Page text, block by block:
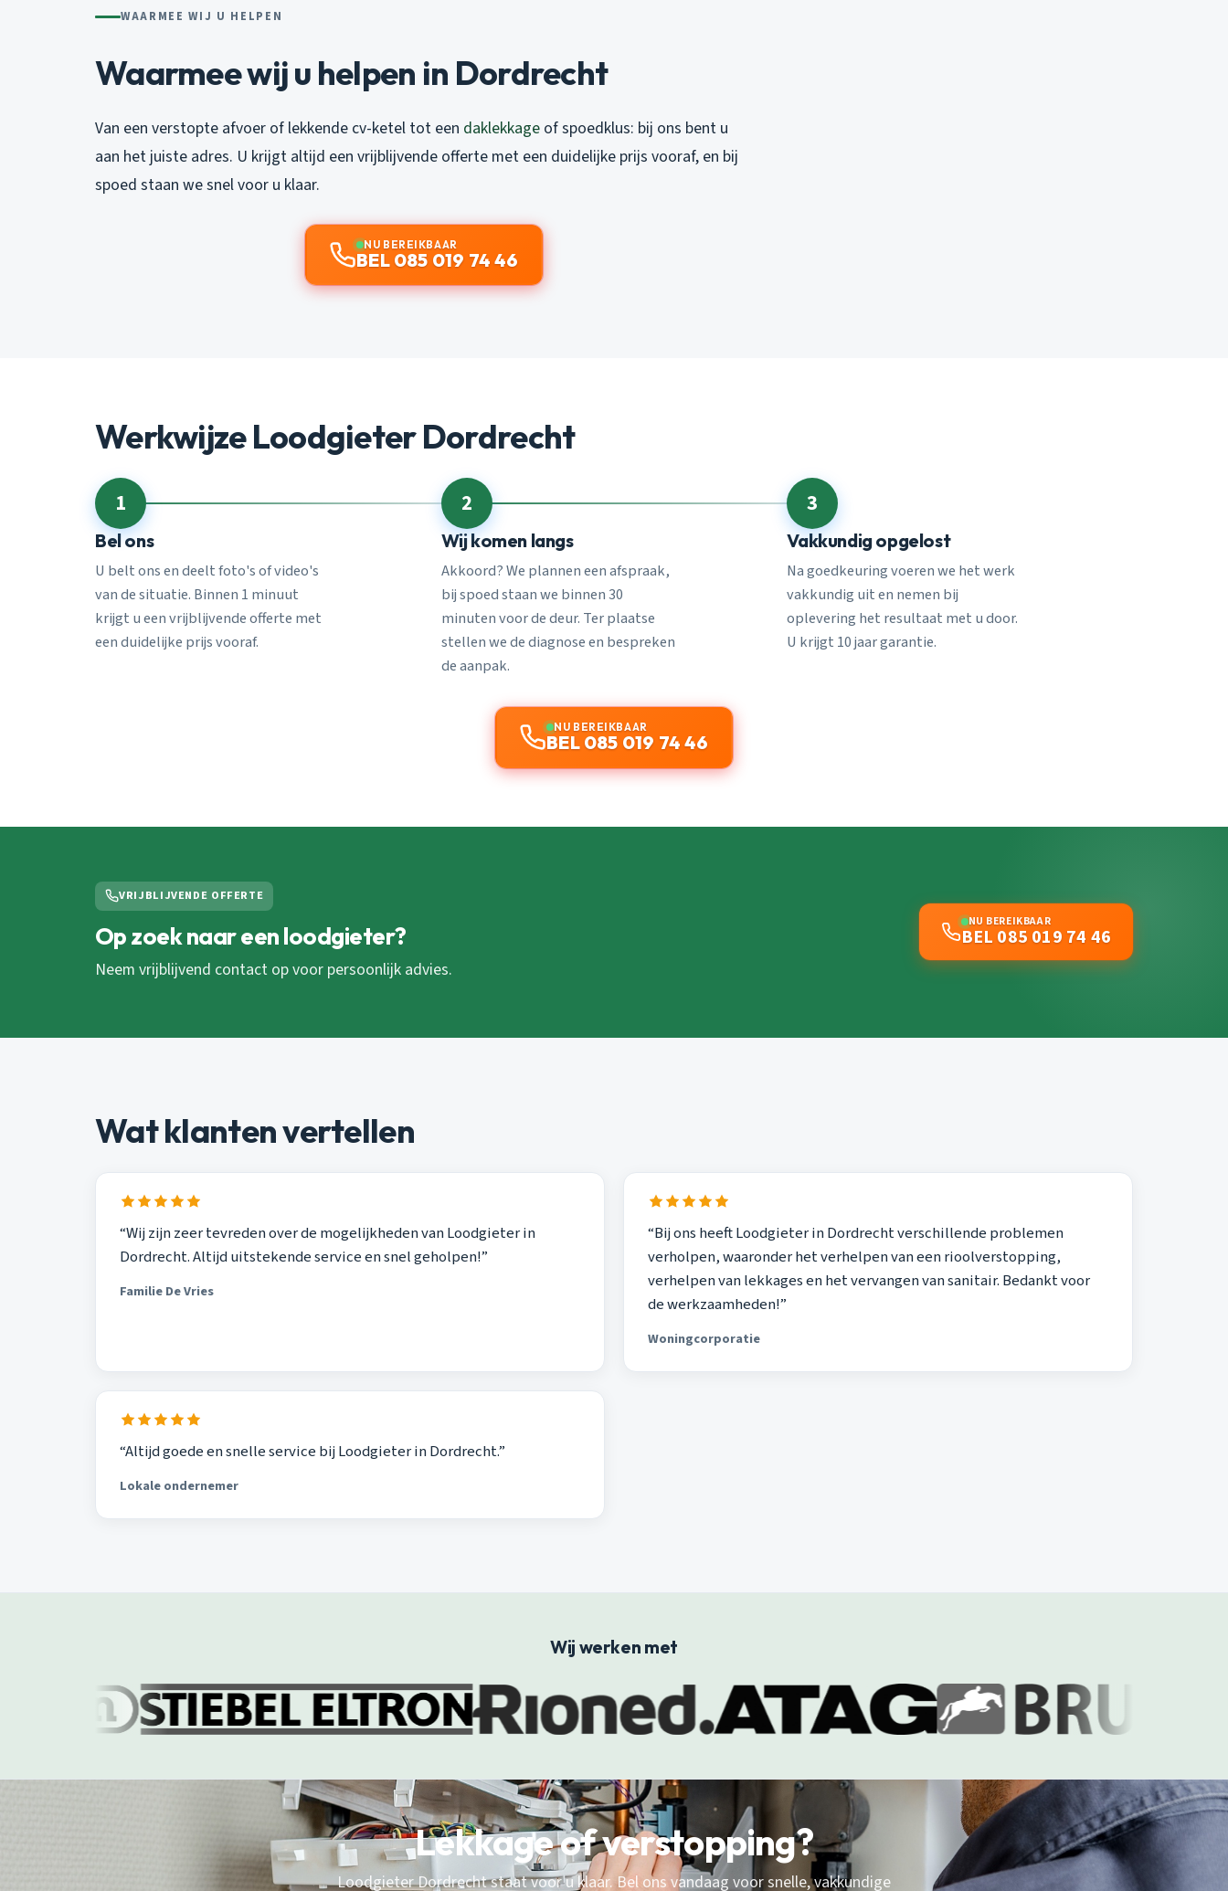
WAARMEE WIJ U HELPEN
Waarmee wij u helpen in Dordrecht
Van een verstopte afvoer of lekkende cv-ketel tot een daklekkage of spoedklus: bij ons bent u
aan het juiste adres. U krijgt altijd een vrijblijvende offerte met een duidelijke prijs vooraf, en bij
spoed staan we snel voor u klaar.
NU BEREIKBAAR
BEL 085 019 74 46
Werkwijze Loodgieter Dordrecht
1
Bel ons
U belt ons en deelt foto's of video's
van de situatie. Binnen 1 minuut
krijgt u een vrijblijvende offerte met
een duidelijke prijs vooraf.
2
Wij komen langs
Akkoord? We plannen een afspraak,
bij spoed staan we binnen 30
minuten voor de deur. Ter plaatse
stellen we de diagnose en bespreken
de aanpak.
3
Vakkundig opgelost
Na goedkeuring voeren we het werk
vakkundig uit en nemen bij
oplevering het resultaat met u door.
U krijgt 10 jaar garantie.
NU BEREIKBAAR
BEL 085 019 74 46
VRIJBLIJVENDE OFFERTE
Op zoek naar een loodgieter?
Neem vrijblijvend contact op voor persoonlijk advies.
NU BEREIKBAAR
BEL 085 019 74 46
Wat klanten vertellen
“Wij zijn zeer tevreden over de mogelijkheden van Loodgieter in
Dordrecht. Altijd uitstekende service en snel geholpen!”
Familie De Vries
“Bij ons heeft Loodgieter in Dordrecht verschillende problemen
verholpen, waaronder het verhelpen van een rioolverstopping,
verhelpen van lekkages en het vervangen van sanitair. Bedankt voor
de werkzaamheden!”
Woningcorporatie
“Altijd goede en snelle service bij Loodgieter in Dordrecht.”
Lokale ondernemer
Wij werken met
Lekkage of verstopping?
Loodgieter Dordrecht staat voor u klaar. Bel ons vandaag voor snelle, vakkundige